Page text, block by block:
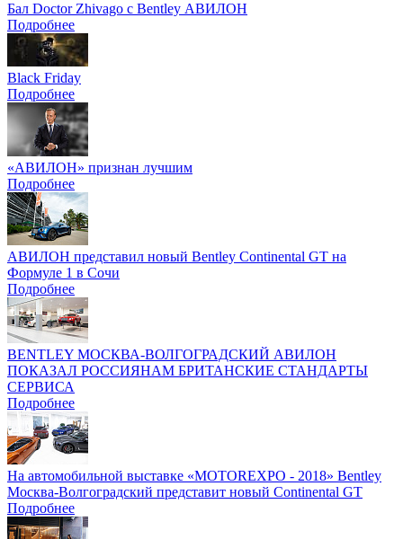
Бал Doctor Zhivago с Bentley АВИЛОН
Подробнее
Black Friday
Подробнее
«АВИЛОН» признан лучшим
Подробнее
АВИЛОН представил новый Bentley Continental GT на
Формуле 1 в Сочи
Подробнее
BENTLEY МОСКВА-ВОЛГОГРАДСКИЙ АВИЛОН
ПОКАЗАЛ РОССИЯНАМ БРИТАНСКИЕ СТАНДАРТЫ
СЕРВИСА
Подробнее
На автомобильной выставке «MOTOREXPO - 2018» Bentley
Москва-Волгоградский представит новый Continental GT
Подробнее